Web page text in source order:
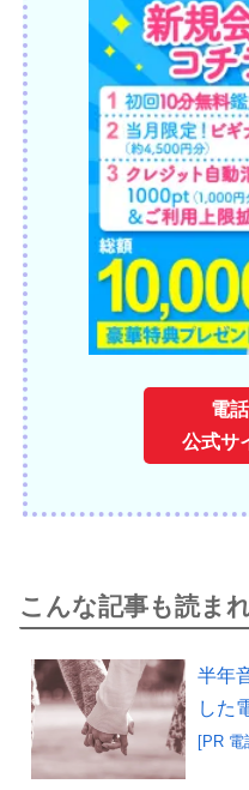
電
公式サ
こんな記事も読ま
半年
した
[PR 電